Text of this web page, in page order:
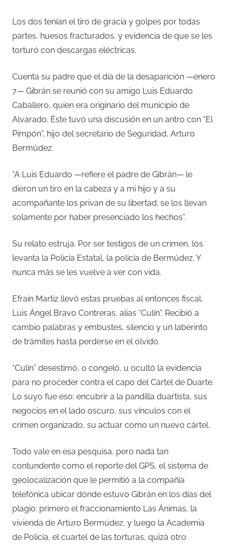
Los dos tenían el tiro de gracia y golpes por todas
partes, huesos fracturados, y evidencia de que se les
torturó con descargas eléctricas.
Cuenta su padre que el día de la desaparición —enero
7— Gibrán se reunió con su amigo Luis Eduardo
Caballero, quien era originario del municipio de
Alvarado. Éste tuvo una discusión en un antro con “El
Pimpón”, hijo del secretario de Seguridad, Arturo
Bermúdez.
“A Luis Eduardo —refiere el padre de Gibrán— le
dieron un tiro en la cabeza y a mi hijo y a su
acompañante los privan de su libertad; se los llevan
solamente por haber presenciado los hechos”.
Su relato estruja. Por ser testigos de un crimen, los
levanta la Policía Estatal, la policía de Bermúdez. Y
nunca más se les vuelve a ver con vida.
Efraín Martiz llevó estas pruebas al entonces fiscal,
Luis Ángel Bravo Contreras, alias “Culín”. Recibió a
cambio palabras y embustes, silencio y un laberinto
de trámites hasta perderse en el olvido.
“Culín” desestimó, o congeló, u ocultó la evidencia
para no proceder contra el capo del Cártel de Duarte.
Lo suyo fue eso: encubrir a la pandilla duartista, sus
negocios en el lado oscuro, sus vínculos con el
crimen organizado, su actuar como un nuevo cártel.
Todo vale en esa pesquisa, pero nada tan
contundente como el reporte del GPS, el sistema de
geolocalización que le permitió a la compañía
telefónica ubicar dónde estuvo Gibrán en los días del
plagio: primero el fraccionamiento Las Ánimas, la
vivienda de Arturo Bermúdez, y luego la Academia
de Policía, el cuartel de las torturas, quizá otro